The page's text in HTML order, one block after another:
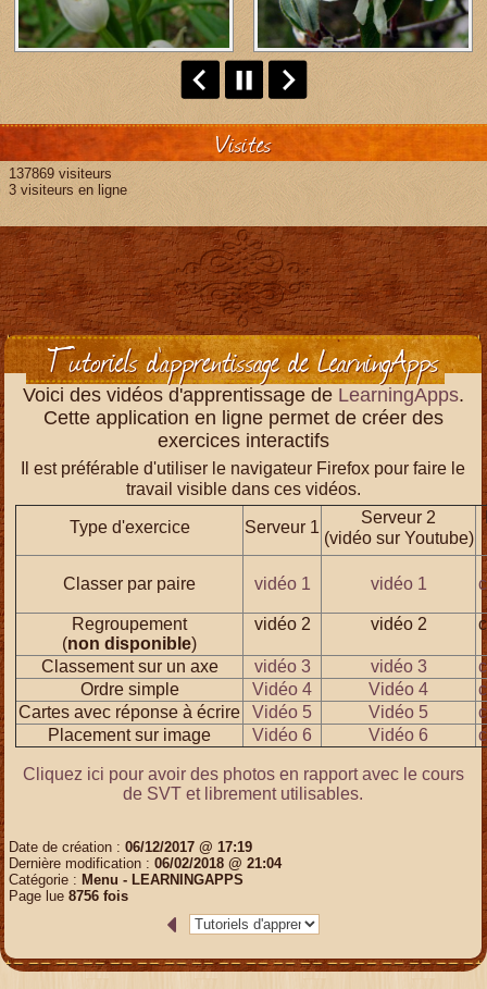
Visites
137869 visiteurs
3 visiteurs en ligne
Tutoriels d'apprentissage de LearningApps
Voici des vidéos d'apprentissage de LearningApps.
Cette application en ligne permet de créer des
exercices interactifs
Il est préférable d'utiliser le navigateur Firefox pour faire le
travail visible dans ces vidéos.
Type d'exercice Serveur 1
Serveur 2
(vidéo sur Youtube)
Classer par paire vidéo 1 vidéo 1
Regroupement
(non disponible)
vidéo 2 vidéo 2
Classement sur un axe vidéo 3 vidéo 3
Ordre simple
Vidéo 4 Vidéo 4
Cartes avec réponse à écrire
Vidéo 5 Vidéo 5
Placement sur image
Vidéo 6 Vidéo 6
Cliquez ici pour avoir des photos en rapport avec le cours
de SVT et librement utilisables.
Date de création : 06/12/2017 @ 17:19
Dernière modification : 06/02/2018 @ 21:04
Catégorie : Menu - LEARNINGAPPS
Page lue 8756 fois